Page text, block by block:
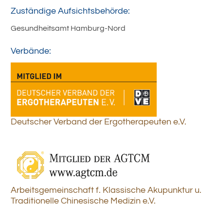
Zuständige Aufsichtsbehörde:
Gesundheitsamt Hamburg-Nord
Verbände:
Deutscher Verband der Ergotherapeuten e.V.
Arbeitsgemeinschaft f. Klassische Akupunktur u.
Traditionelle Chinesische Medizin e.V.